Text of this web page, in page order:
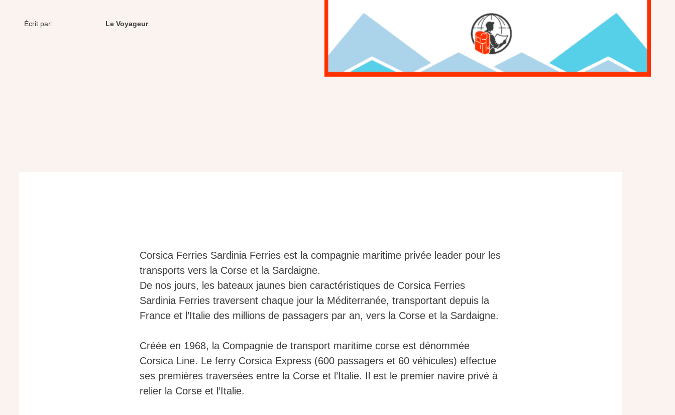
Écrit par: Le Voyageur
Corsica Ferries Sardinia Ferries est la compagnie maritime privée leader pour les
transports vers la Corse et la Sardaigne.
De nos jours, les bateaux jaunes bien caractéristiques de Corsica Ferries
Sardinia Ferries traversent chaque jour la Méditerranée, transportant depuis la
France et l’Italie des millions de passagers par an, vers la Corse et la Sardaigne.
Créée en 1968, la Compagnie de transport maritime corse est dénommée
Corsica Line. Le ferry Corsica Express (600 passagers et 60 véhicules) effectue
ses premières traversées entre la Corse et l’Italie. Il est le premier navire privé à
relier la Corse et l’Italie.